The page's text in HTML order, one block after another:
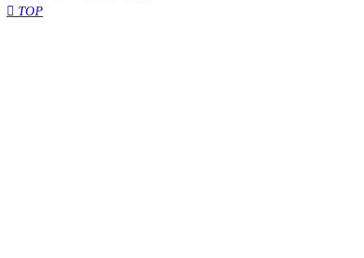
 TOP